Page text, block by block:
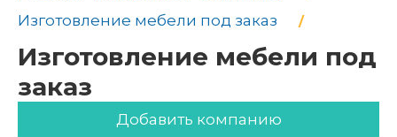
Изготовление мебели под заказ
Изготовление мебели под
заказ
Добавить компанию